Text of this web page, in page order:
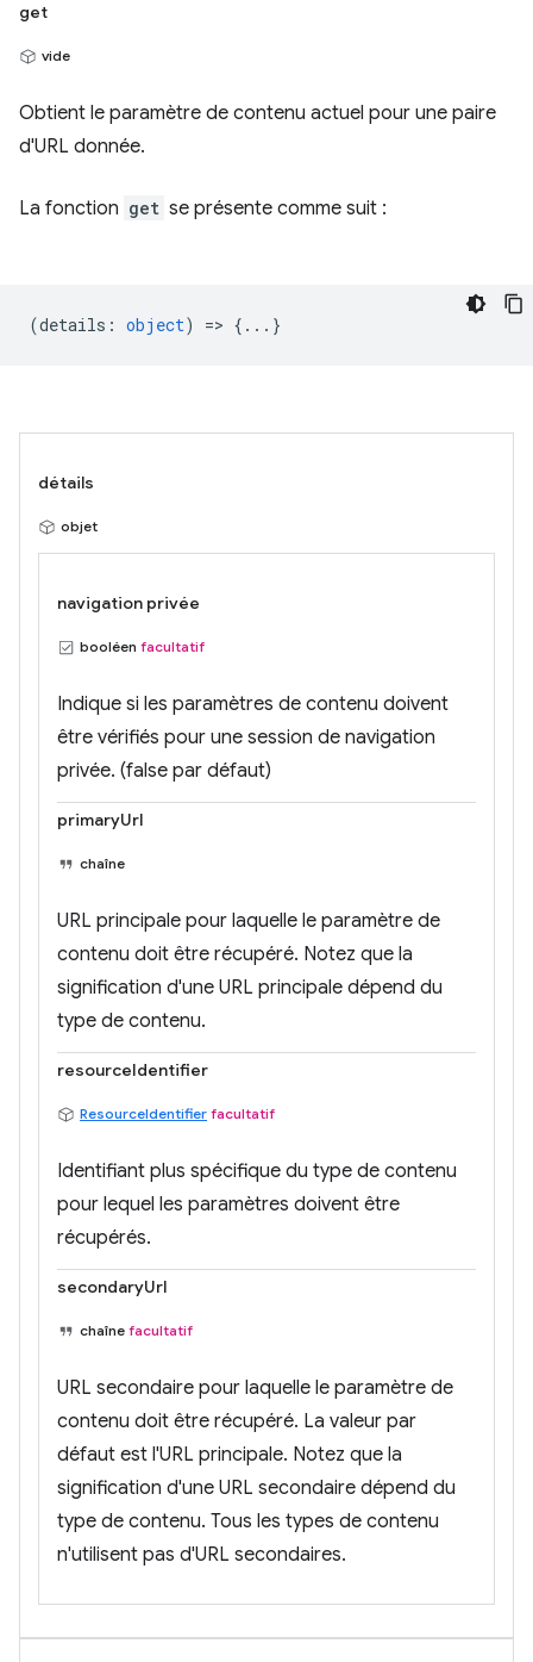
get
vide
Obtient le paramètre de contenu actuel pour une paire
d'URL donnée.
La fonction get se présente comme suit :
(details : object) => {...}
détails
objet
navigation privée
booléen facultatif
Indique si les paramètres de contenu doivent
être vérifiés pour une session de navigation
privée. (false par défaut)
primaryUrl
chaîne
URL principale pour laquelle le paramètre de
contenu doit être récupéré. Notez que la
signification d'une URL principale dépend du
type de contenu.
resourceIdentifier
ResourceIdentifier facultatif
Identifiant plus spécifique du type de contenu
pour lequel les paramètres doivent être
récupérés.
secondaryUrl
chaîne facultatif
URL secondaire pour laquelle le paramètre de
contenu doit être récupéré. La valeur par
défaut est l'URL principale. Notez que la
signification d'une URL secondaire dépend du
type de contenu. Tous les types de contenu
n'utilisent pas d'URL secondaires.